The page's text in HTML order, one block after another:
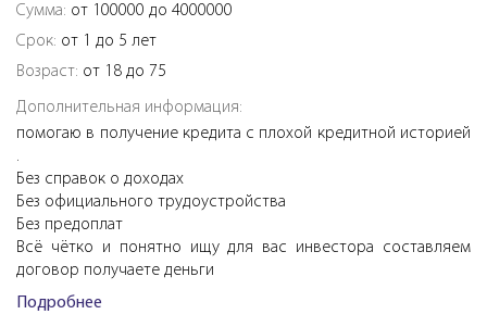
Сумма: от 100000 до 4000000
Срок: от 1 до 5 лет
Возраст: от 18 до 75
Дополнительная информация:
помогаю в получение кредита с плохой кредитной историей
.
Без справок о доходах
Без официального трудоустройства
Без предоплат
Всё чётко и понятно ищу для вас инвестора составляем
договор получаете деньги
Подробнее